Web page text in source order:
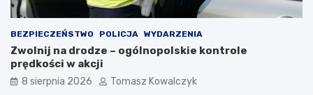
a
t
o
s
i
n
m
c
i
e
BEZPIECZEŃSTWO POLICJA WYDARZENIA
Zwolnij na drodze – ogólnopolskie kontrole
prędkości w akcji
8 sierpnia 2026 Tomasz Kowalczyk